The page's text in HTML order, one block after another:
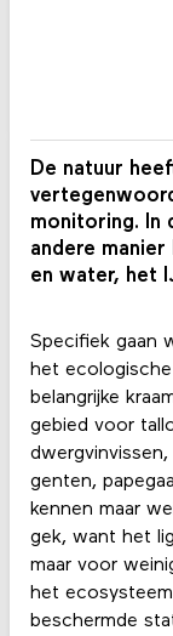
De natuur
monitoring. In
andere
en water, het
Specifiek gaan
het
belangrijke
gebied voor
genten,
kennen maar
gek, want het
maar voor
het
beschermde